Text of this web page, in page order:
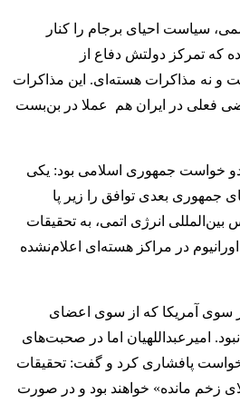
سیاست احیای برجام را کنار
که تمرکز دولتش دفاع از
و نه مذاکرات هسته‌ای. این مذاکرات
فعلی در ایران هم عملا در بن‌بست
خواست جمهوری اسلامی بود: یکی
جمهوری بعدی توافق را زیر پا
بین‌المللی انرژی اتمی، به تحقیقات
در مراکز هسته‌ای اعلام‌‌نشده
سوی آمریکا که از سوی اعضای
امیرعبداللهیان اما در صحبت‌های
پافشاری کرد و گفت: تحقیقات
زخم مانده» خواهند بود و در صورت